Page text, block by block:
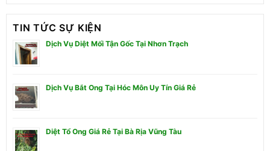
TIN TỨC SỰ KIỆN
Dịch Vụ Diệt Mối Tận Gốc Tại Nhơn Trạch
Dịch Vụ Bắt Ong Tại Hóc Môn Uy Tín Giá Rẻ
Diệt Tổ Ong Giá Rẻ Tại Bà Rịa Vũng Tàu